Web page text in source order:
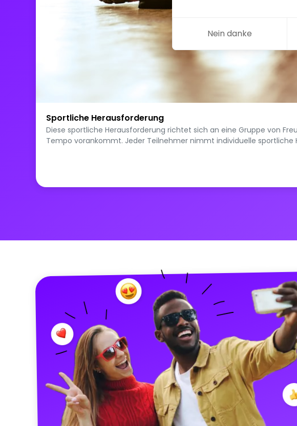
Sportliche Herausforderung
Diese sportliche Herausforderung richtet sich an eine Gruppe von
Tempo vorankommt. Jeder Teilnehmer nimmt individuelle
Teamsportarten, Yoga, Radfahren, Schwimmen, Wandern... alle
vernachlässigte Aktivität wieder aufzunehmen: alles zählt. Aber
Einheiten, unsere Fortschritte, unsere Schwierigkeiten und unsere
Nein danke